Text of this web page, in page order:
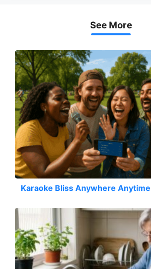
See More
Karaoke Bliss Anywhere Anytime